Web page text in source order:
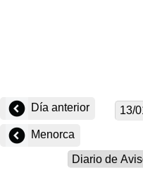
Día anterior
Menorca